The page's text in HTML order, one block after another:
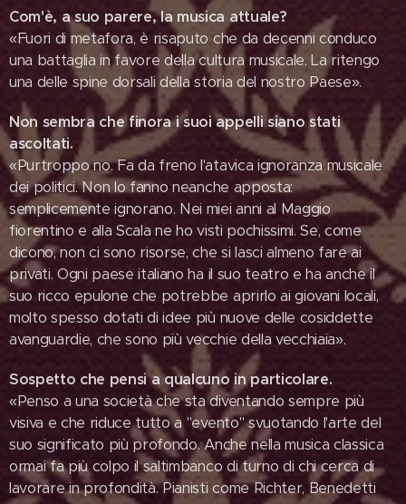
Com'è, a suo parere, la musica attuale?
«Fuori di metafora, è risaputo che da decenni conduco
una battaglia in favore della cultura musicale. La ritengo
una delle spine dorsali della storia del nostro Paese».
Non sembra che finora i suoi appelli siano stati
ascoltati.
«Purtroppo no. Fa da freno l'atavica ignoranza musicale
dei politici. Non lo fanno neanche apposta:
semplicemente ignorano. Nei miei anni al Maggio
fiorentino e alla Scala ne ho visti pochissimi. Se, come
dicono, non ci sono risorse, che si lasci almeno fare ai
privati. Ogni paese italiano ha il suo teatro e ha anche il
suo ricco epulone che potrebbe aprirlo ai giovani locali,
molto spesso dotati di idee più nuove delle cosiddette
avanguardie, che sono più vecchie della vecchiaia».
Sospetto che pensi a qualcuno in particolare.
«Penso a una società che sta diventando sempre più
visiva e che riduce tutto a "evento" svuotando l'arte del
suo significato più profondo. Anche nella musica classica
ormai fa più colpo il saltimbanco di turno di chi cerca di
lavorare in profondità. Pianisti come Richter, Benedetti